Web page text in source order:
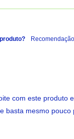
com este produto
basta mesmo pouco